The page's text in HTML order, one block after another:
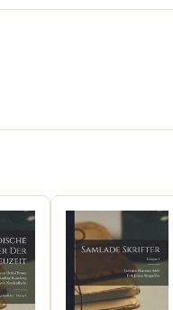
9789173535090